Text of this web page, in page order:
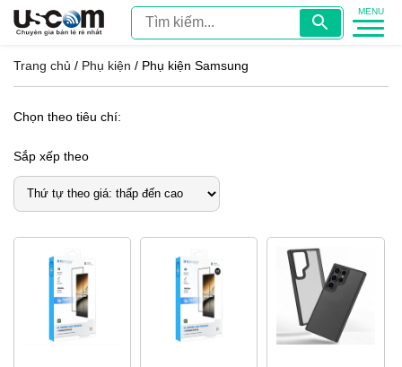
Trang chủ / Phụ kiện / Phụ kiện Samsung
Chọn theo tiêu chí:
Sắp xếp theo